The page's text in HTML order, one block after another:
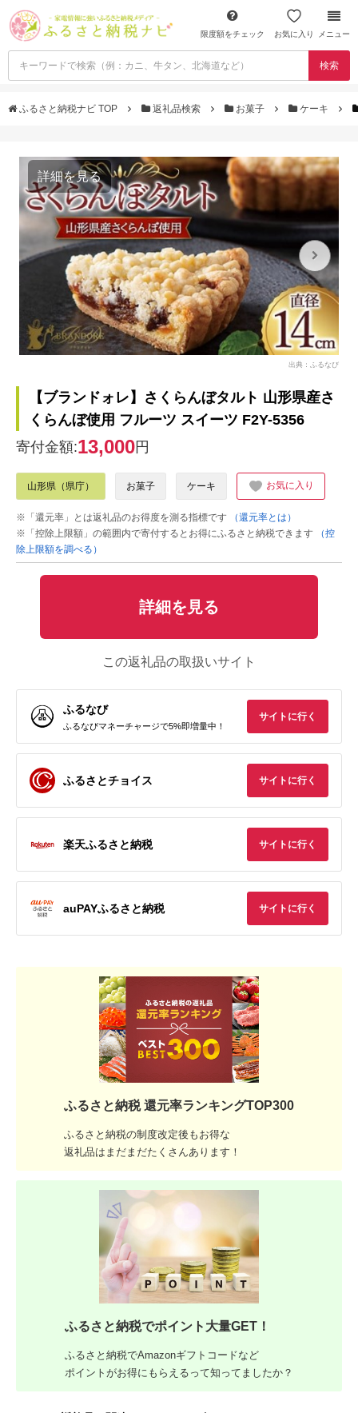
限度額をチェック お気に入り メニュー
検索
ふるさと納税ナビ TOP 返礼品検索 お菓子 ケーキ
詳細を見る
出典：ふるなび
【ブランドォレ】さくらんぼタルト 山形県産さ
くらんぼ使用 フルーツ スイーツ F2Y-5356
寄付金額:13,000円
山形県（県庁） お菓子 ケーキ お気に入り
※「還元率」とは返礼品のお得度を測る指標です
（還元率とは）
※「控除上限額」の範囲内で寄付するとお得にふるさと納税できます
（控
除上限額を調べる）
詳細を見る
この返礼品の取扱いサイト
ふるなび
ふるなびマネーチャージで5%即増量中！
サイトに行く
ふるさとチョイス サイトに行く
楽天ふるさと納税 サイトに行く
auPAYふるさと納税 サイトに行く
ふるさと納税 還元率ランキングTOP300
ふるさと納税の制度改定後もお得な
返礼品はまだまだたくさんあります！
ふるさと納税でポイント大量GET！
ふるさと納税でAmazonギフトコードなど
ポイントがお得にもらえるって知ってましたか？